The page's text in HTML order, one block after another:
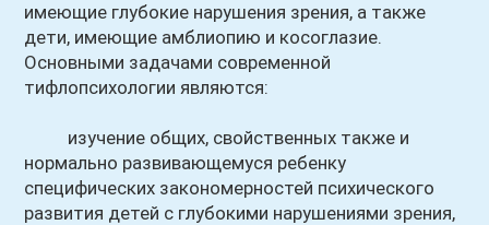
имеющие глубокие нарушения зрения, а также
дети, имеющие амблиопию и косоглазие.
Основными задачами современной
тифлопсихологии являются:
изучение общих, свойственных также и
нормально развивающемуся ребенку
специфических закономерностей психического
развития детей с глубокими нарушениями зрения,